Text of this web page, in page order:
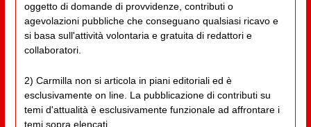
oggetto di domande di provvidenze, contributi o
agevolazioni pubbliche che conseguano qualsiasi ricavo e
si basa sull'attività volontaria e gratuita di redattori e
collaboratori.
2) Carmilla non si articola in piani editoriali ed è
esclusivamente on line. La pubblicazione di contributi su
temi d'attualità è esclusivamente funzionale ad affrontare i
temi sopra elencati.